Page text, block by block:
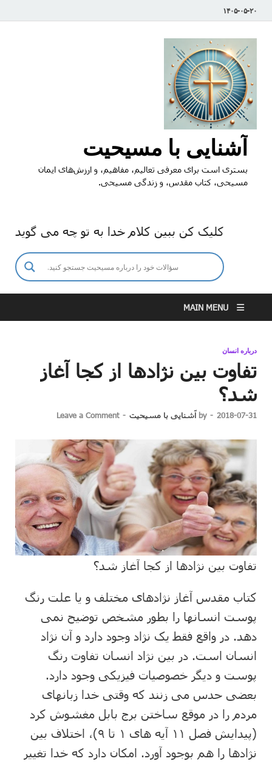
۱۴۰۵-۰۵-۲۰
آشنایی با مسیحیت
بستری است برای معرفی تعالیم، مفاهیم، و ارزش‌های ایمان
مسیحی، کتاب مقدس، و زندگی مسیحی.
کلیک کن ببین کلام خدا به تو چه می گوید
MAIN MENU
درباره انسان
تفاوت بین نژادها از کجا آغاز
شد؟
2018-07-31
-
by آشنایی با مسیحیت -
Leave a Comment
تفاوت بین نژادها از کجا آغاز شد؟
کتاب مقدس آغاز نژادهای مختلف و یا علت رنگ
پوست انسانها را بطور مشخص توضیح نمی
دهد. در واقع فقط یک نژاد وجود دارد و آن نژاد
انسان است. در بین نژاد انسان تفاوت رنگ
پوست و دیگر خصوصیات فیزیکی وجود دارد.
بعضی حدس می زنند که وقتی خدا زبانهای
مردم را در موقع ساختن برج بابل مغشوش کرد
(پیدایش فصل ۱۱ آیه های ۱ تا ۹)، اختلاف بین
نژادها را هم بوجود آورد. امکان دارد که خدا تغییر